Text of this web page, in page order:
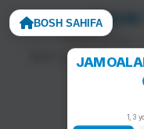
BOSH SAHIFAARQON
To'g'ri javob —
Noto'g'ri javob —
1, 3